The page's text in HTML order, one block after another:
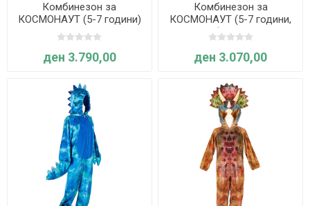
Комбинезон за
КОСМОНАУТ (5-7 години)
- Souza
ден 3.790,00
Комбинезон за
КОСМОНАУТ (5-7 години,
син) - Souza
ден 3.070,00